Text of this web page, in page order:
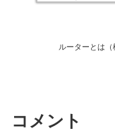
ルーターとは（
コメント